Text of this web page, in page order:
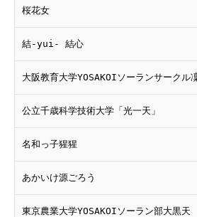
桜花女
結-yui- 結心
大阪教育大学YOSAKOIソーランサークル
公立千歳科学技術大学「光一天」
名和っ子猩猩
あかいけ源ごろう
東京農業大学YOSAKOIソーラン部大黒天